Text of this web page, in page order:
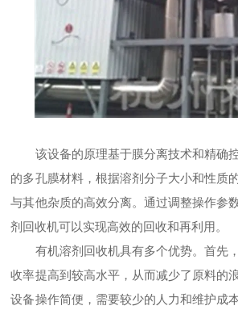
该设备的原理基于膜分离技术和精确
的多孔膜材料，根据溶剂分子大小和性质
与其他杂质的高效分离。通过调整操作参
剂回收机可以实现高效的回收和再利用。
有机溶剂回收机具有多个优势。首先
收率提高到较高水平，从而减少了原料的
设备操作简便，需要较少的人力和维护成